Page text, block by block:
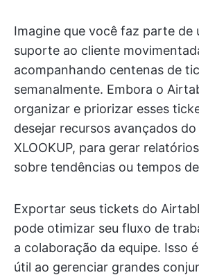
Imagine que você faz parte de
suporte ao cliente
acompanhando centenas de
semanalmente. Embora o
organizar e priorizar esses
desejar recursos avançados
XLOOKUP, para gerar
sobre tendências ou tempos
Exportar seus tickets do
pode otimizar seu fluxo de
a colaboração da equipe. Isso
útil ao gerenciar grandes